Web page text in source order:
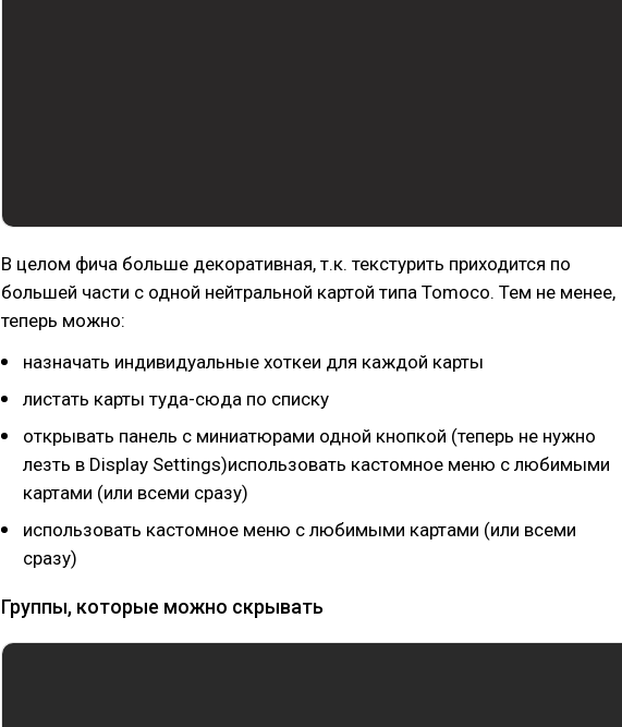
В целом фича больше декоративная, т.к. текстурить приходится по
большей части с одной нейтральной картой типа Tomoco. Тем не менее,
теперь можно:
назначать индивидуальные хоткеи для каждой карты
листать карты туда-сюда по списку
открывать панель с миниатюрами одной кнопкой (теперь не нужно
лезть в Display Settings)использовать кастомное меню с любимыми
картами (или всеми сразу)
использовать кастомное меню с любимыми картами (или всеми
сразу)
Группы, которые можно скрывать